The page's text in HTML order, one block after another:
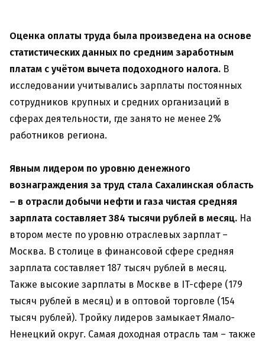
Оценка оплаты труда была произведена на основе
статистических данных по средним заработным
платам с учётом вычета подоходного налога. В
исследовании учитывались зарплаты постоянных
сотрудников крупных и средних организаций в
сферах деятельности, где занято не менее 2%
работников региона.
Явным лидером по уровню денежного
вознаграждения за труд стала Сахалинская область
– в отрасли добычи нефти и газа чистая средняя
зарплата составляет 384 тысячи рублей в месяц. На
втором месте по уровню отраслевых зарплат –
Москва. В столице в финансовой сфере средняя
зарплата составляет 187 тысяч рублей в месяц.
Также высокие зарплаты в Москве в IT-сфере (179
тысяч рублей в месяц) и в оптовой торговле (154
тысяч рублей). Тройку лидеров замыкает Ямало-
Ненецкий округ. Самая доходная отрасль там – также